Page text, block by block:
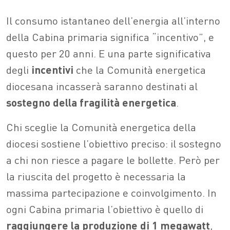
Il consumo istantaneo dell’energia all’interno
della Cabina primaria significa “incentivo”, e
questo per 20 anni. E una parte significativa
degli incentivi che la Comunità energetica
diocesana incasserà saranno destinati al
sostegno della fragilità energetica.
Chi sceglie la Comunità energetica della
diocesi sostiene l’obiettivo preciso: il sostegno
a chi non riesce a pagare le bollette. Però per
la riuscita del progetto è necessaria la
massima partecipazione e coinvolgimento. In
ogni Cabina primaria l’obiettivo è quello di
raggiungere la produzione di 1 megawatt,